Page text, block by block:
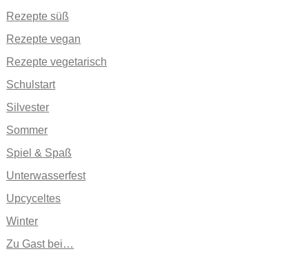
Rezepte süß
Rezepte vegan
Rezepte vegetarisch
Schulstart
Silvester
Sommer
Spiel & Spaß
Unterwasserfest
Upcyceltes
Winter
Zu Gast bei…